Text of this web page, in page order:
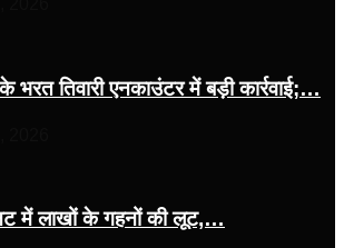
भरत तिवारी एनकाउंटर में बड़ी कार्रवाई;…
में लाखों के गहनों की लूट,…